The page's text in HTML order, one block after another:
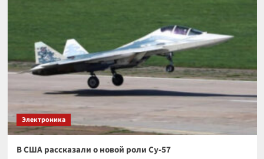
Электроника
В США рассказали о новой роли Су-57